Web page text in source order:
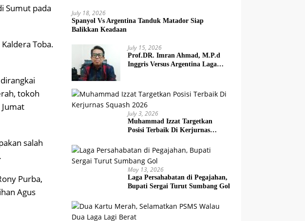
Sumut pada
Toba.
tokoh
salah
Purba,
Agus
July 18, 2026
Spanyol Vs Argentina Tanduk Matador Siap
Balikkan Keadaan
July 15, 2026
Prof.DR. Imran Ahmad, M.P.d
Inggris Versus Argentina Laga
July 3, 2026
Muhammad Izzat Targetkan
Posisi Terbaik Di Kerjurnas
May 13, 2026
Laga Persahabatan di Pegajahan,
Bupati Sergai Turut Sumbang Gol